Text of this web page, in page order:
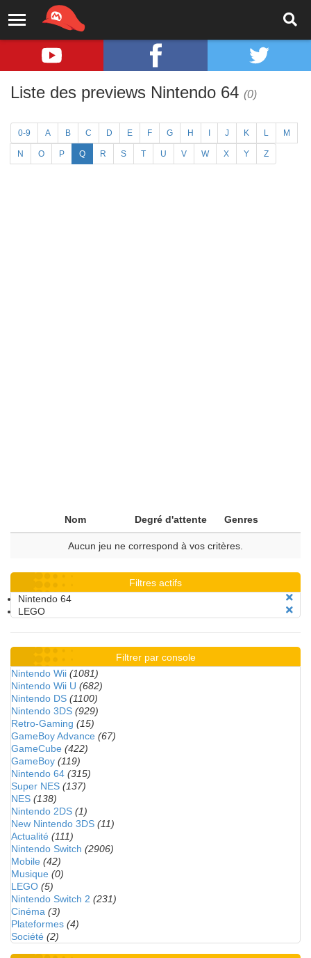
Liste des previews Nintendo 64 (0)
0-9 A B C D E F G H J K L M
N O P Q R S T U V W X Y Z
Nom Degré d'attente Genres
Aucun jeu ne correspond à vos critères.
Filtres actifs
Nintendo 64
LEGO
Filtrer par console
Nintendo Wii (1081)
Nintendo Wii U (682)
Nintendo DS (1100)
Nintendo 3DS (929)
Retro-Gaming (15)
GameBoy Advance (67)
GameCube (422)
GameBoy (119)
Nintendo 64 (315)
Super NES (137)
NES (138)
Nintendo 2DS (1)
New Nintendo 3DS (11)
Actualité (111)
Nintendo Switch (2906)
Mobile (42)
Musique (0)
LEGO (5)
Nintendo Switch 2 (231)
Cinéma (3)
Plateformes (4)
Société (2)